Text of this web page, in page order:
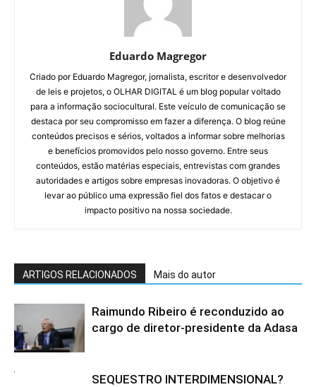
Eduardo Magregor
Criado por Eduardo Magregor, jornalista, escritor e desenvolvedor
de leis e projetos, o OLHAR DIGITAL é um blog popular voltado
para a informação sociocultural. Este veículo de comunicação se
destaca por seu compromisso em fazer a diferença. O blog reúne
conteúdos precisos e sérios, voltados a informar sobre melhorias
e benefícios promovidos pelo nosso governo. Entre seus
conteúdos, estão matérias especiais, entrevistas com grandes
autoridades e artigos sobre empresas inovadoras. O objetivo é
levar ao público uma expressão fiel dos fatos e destacar o
impacto positivo na nossa sociedade.
ARTIGOS RELACIONADOS Mais do autor
Raimundo Ribeiro é reconduzido ao
cargo de diretor-presidente da Adasa
SEQUESTRO INTERDIMENSIONAL?